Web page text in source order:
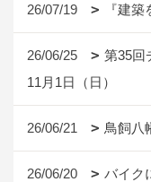
26/07/19 『建築
26/06/25
第35回
11月1日（日）
26/06/21 鳥飼八
26/06/20 バイク